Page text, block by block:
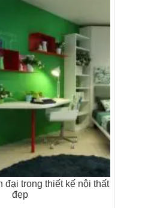
đại trong thiết kế nội thất
đẹp